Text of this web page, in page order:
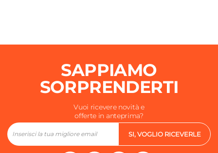
SAPPIAMO
SORPRENDERTI
Vuoi ricevere novità e
offerte in anteprima?
SI, VOGLIO RICEVERLE